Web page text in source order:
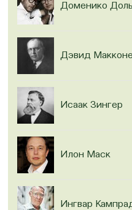
Доменико
Дэвид
Исаак Зингер
Илон Маск
Ингвар